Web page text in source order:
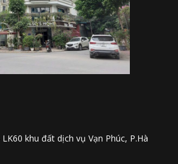
khu đất dịch vụ Vạn Phúc, P.Hà